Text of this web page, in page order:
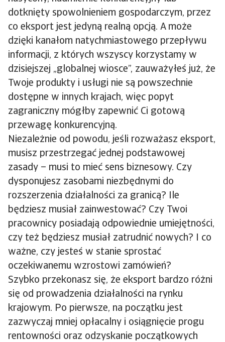
dotknięty spowolnieniem gospodarczym, przez
co eksport jest jedyną realną opcją. A może
dzięki kanałom natychmiastowego przepływu
informacji, z których wszyscy korzystamy w
dzisiejszej „globalnej wiosce”, zauważyłeś już, że
Twoje produkty i usługi nie są powszechnie
dostępne w innych krajach, więc popyt
zagraniczny mógłby zapewnić Ci gotową
przewagę konkurencyjną.
Niezależnie od powodu, jeśli rozważasz eksport,
musisz przestrzegać jednej podstawowej
zasady – musi to mieć sens biznesowy. Czy
dysponujesz zasobami niezbędnymi do
rozszerzenia działalności za granicą? Ile
będziesz musiał zainwestować? Czy Twoi
pracownicy posiadają odpowiednie umiejętności,
czy też będziesz musiał zatrudnić nowych? I co
ważne, czy jesteś w stanie sprostać
oczekiwanemu wzrostowi zamówień?
Szybko przekonasz się, że eksport bardzo różni
się od prowadzenia działalności na rynku
krajowym. Po pierwsze, na początku jest
zazwyczaj mniej opłacalny i osiągnięcie progu
rentowności oraz odzyskanie początkowych